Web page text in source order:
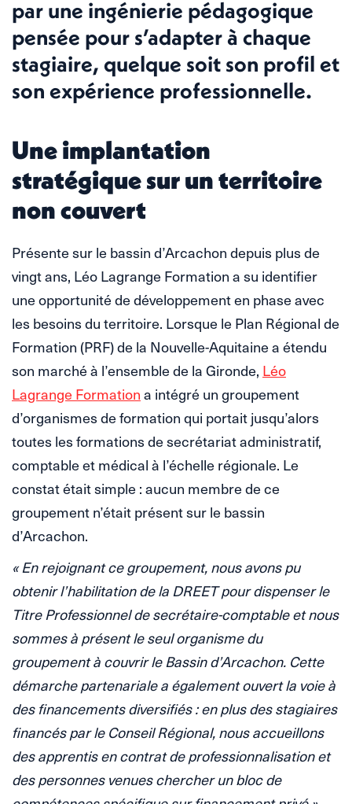
par une ingénierie pédagogique
pensée pour s’adapter à chaque
stagiaire, quelque soit son profil et
son expérience professionnelle.
Une implantation
stratégique sur un territoire
non couvert
Présente sur le bassin d’Arcachon depuis plus de
vingt ans, Léo Lagrange Formation a su identifier
une opportunité de développement en phase avec
les besoins du territoire. Lorsque le Plan Régional de
Formation (PRF) de la Nouvelle-Aquitaine a étendu
son marché à l’ensemble de la Gironde, Léo
Lagrange Formationa intégré un groupement
d’organismes de formation qui portait jusqu’alors
toutes les formations de secrétariat administratif,
comptable et médical à l’échelle régionale. Le
constat était simple : aucun membre de ce
groupement n’était présent sur le bassin
d’Arcachon.
« En rejoignant ce groupement, nous avons pu
obtenir l’habilitation de la DREET pour dispenser le
Titre Professionnel de secrétaire-comptable et nous
sommes à présent le seul organisme du
groupement à couvrir le Bassin d’Arcachon. Cette
démarche partenariale a également ouvert la voie à
des financements diversifiés : en plus des stagiaires
financés par le Conseil Régional, nous accueillons
des apprentis en contrat de professionnalisation et
des personnes venues chercher un bloc de